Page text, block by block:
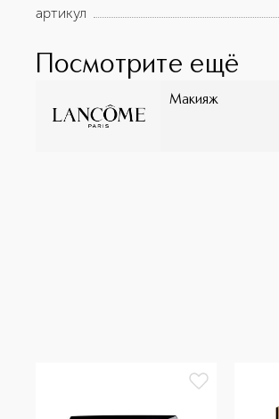
артикул
Посмотрите ещё
Макияж